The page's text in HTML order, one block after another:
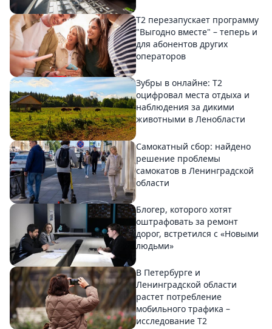
Т2 перезапускает программу
"Выгодно вместе" – теперь и
для абонентов других
операторов
Зубры в онлайне: Т2
оцифровал места отдыха и
наблюдения за дикими
животными в Ленобласти
Самокатный сбор: найдено
решение проблемы
самокатов в Ленинградской
области
Блогер, которого хотят
оштрафовать за ремонт
дорог, встретился с «Новыми
людьми»
В Петербурге и
Ленинградской области
растет потребление
мобильного трафика –
исследование T2